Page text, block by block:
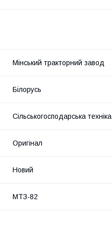
Мінський тракторний завод
Білорусь
Сільськогосподарська техніка
Оригінал
Новий
МТЗ-82